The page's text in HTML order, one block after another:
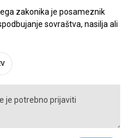
zakonika je posameznik
sovraštva, nasilja ali